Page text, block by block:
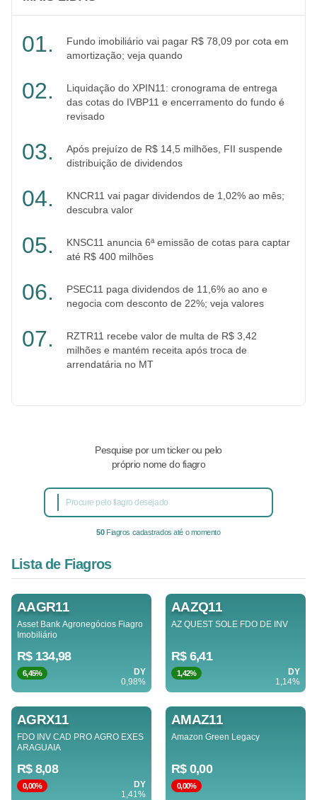
Fundo imobiliário vai pagar R$ 78,09 por cota em
amortização; veja quando
Liquidação do XPIN11: cronograma de entrega
das cotas do IVBP11 e encerramento do fundo é
revisado
Após prejuízo de R$ 14,5 milhões, FII suspende
distribuição de dividendos
KNCR11 vai pagar dividendos de 1,02% ao mês;
descubra valor
KNSC11 anuncia 6ª emissão de cotas para captar
até R$ 400 milhões
PSEC11 paga dividendos de 11,6% ao ano e
negocia com desconto de 22%; veja valores
RZTR11 recebe valor de multa de R$ 3,42
milhões e mantém receita após troca de
arrendatária no MT
Pesquise por um ticker ou pelo
próprio nome do fiagro
50Fiagros cadastrados até o momento
Lista de Fiagros
AAGR11
Asset Bank Agronegócios Fiagro
Imobiliário
R$ 134,98
6,45%
DY
0,98%
AAZQ11
AZ QUEST SOLE FDO DE INV
R$ 6,41
1,42%
DY
1,14%
AGRX11
FDO INV CAD PRO AGRO EXES
ARAGUAIA
R$ 8,08
0,00%
DY
1,41%
AMAZ11
Amazon Green Legacy
R$ 0,00
0,00%